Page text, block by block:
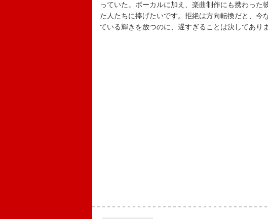
っていた。ボーカルに加え、楽曲制作にも携わった
た人たちに捧げたいです。拒絶は方向転換だと、今
ている輝きを放つのに、遅すぎることは決してあり